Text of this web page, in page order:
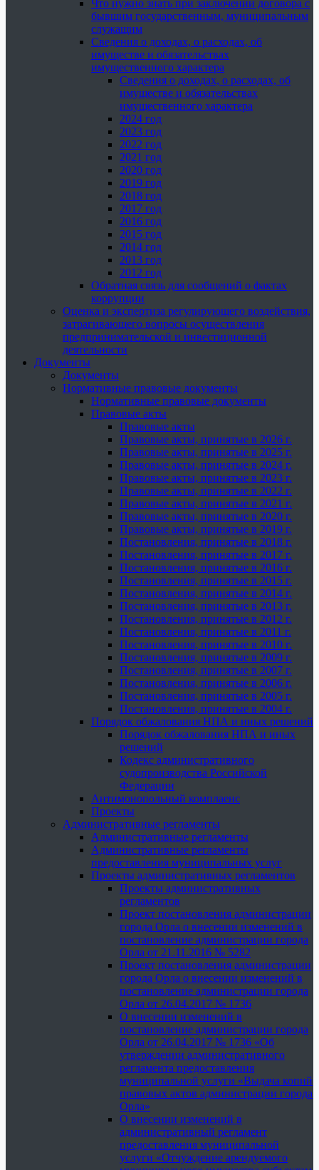
Что нужно знать при заключении договора с
бывшим государственным, муниципальным
служащим
Сведения о доходах, о расходах, об
имуществе и обязательствах
имущественного характера
Сведения о доходах, о расходах, об
имуществе и обязательствах
имущественного характера
2024 год
2023 год
2022 год
2021 год
2020 год
2019 год
2018 год
2017 год
2016 год
2015 год
2014 год
2013 год
2012 год
Обратная связь для сообщений о фактах
коррупции
Оценка и экспертиза регулирующего воздействия,
затрагивающего вопросы осуществления
предпринимательской и инвестиционной
деятельности
Документы
Документы
Нормативные правовые документы
Нормативные правовые документы
Правовые акты
Правовые акты
Правовые акты, принятые в 2026 г.
Правовые акты, принятые в 2025 г.
Правовые акты, принятые в 2024 г.
Правовые акты, принятые в 2023 г.
Правовые акты, принятые в 2022 г.
Правовые акты, принятые в 2021 г.
Правовые акты, принятые в 2020 г.
Правовые акты, принятые в 2019 г.
Постановления, принятые в 2018 г.
Постановления, принятые в 2017 г.
Постановления, принятые в 2016 г.
Постановления, принятые в 2015 г.
Постановления, принятые в 2014 г.
Постановления, принятые в 2013 г.
Постановления, принятые в 2012 г.
Постановления, принятые в 2011 г.
Постановления, принятые в 2010 г.
Постановления, принятые в 2009 г.
Постановления, принятые в 2007 г.
Постановления, принятые в 2006 г.
Постановления, принятые в 2005 г.
Постановления, принятые в 2004 г.
Порядок обжалования НПА и иных решений
Порядок обжалования НПА и иных
решений
Кодекс административного
судопроизводства Российской
Федерации
Антимонопольный комплаенс
Проекты
Административные регламенты
Административные регламенты
Административные регламенты
предоставления муниципальных услуг
Проекты административных регламентов
Проекты административных
регламентов
Проект постановления администрации
города Орла о внесении изменений в
постановление администрации города
Орла от 21.11.2016 № 5282
Проект постановления администрации
города Орла о внесении изменений в
постановление администрации города
Орла от 26.04.2017 № 1736
О внесении изменений в
постановление администрации города
Орла от 26.04.2017 № 1736 «Об
утверждении административного
регламента предоставления
муниципальной услуги «Выдача копий
правовых актов администрации города
Орла»
О внесении изменений в
административный регламент
предоставления муниципальной
услуги «Отчуждение арендуемого